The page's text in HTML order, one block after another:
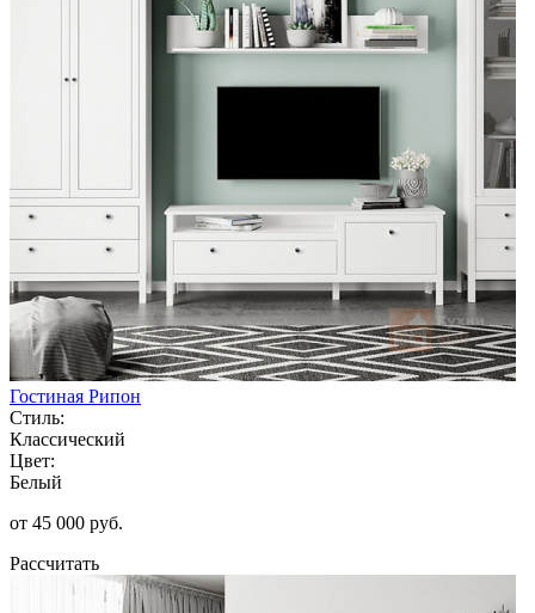
Гостиная Рипон
Стиль:
Классический
Цвет:
Белый
от 45 000 руб.
Рассчитать